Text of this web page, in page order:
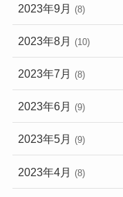
2023年9月 (8)
2023年8月 (10)
2023年7月 (8)
2023年6月 (9)
2023年5月 (9)
2023年4月 (8)